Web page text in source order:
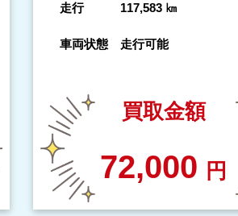
走行 117,583 ㎞
車両状態 走行可能
買取金額
72,000 円